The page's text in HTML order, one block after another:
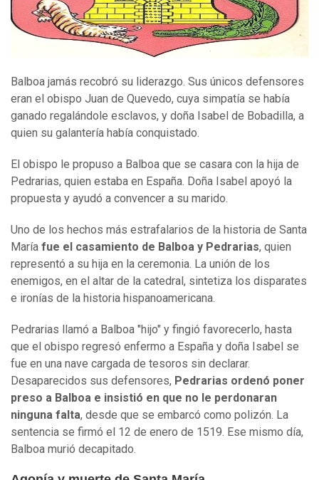
Balboa jamás recobró su liderazgo. Sus únicos defensores
eran el obispo Juan de Quevedo, cuya simpatía se había
ganado regalándole esclavos, y doña Isabel de Bobadilla, a
quien su galantería había conquistado.
El obispo le propuso a Balboa que se casara con la hija de
Pedrarias, quien estaba en España. Doña Isabel apoyó la
propuesta y ayudó a convencer a su marido.
Uno de los hechos más estrafalarios de la historia de Santa
María fue el casamiento de Balboa y Pedrarias, quien
representó a su hija en la ceremonia. La unión de los
enemigos, en el altar de la catedral, sintetiza los disparates
e ironías de la historia hispanoamericana.
Pedrarias llamó a Balboa "hijo" y fingió favorecerlo, hasta
que el obispo regresó enfermo a España y doña Isabel se
fue en una nave cargada de tesoros sin declarar.
Desaparecidos sus defensores, Pedrarias ordenó poner
preso a Balboa e insistió en que no le perdonaran
ninguna falta, desde que se embarcó como polizón. La
sentencia se firmó el 12 de enero de 1519. Ese mismo día,
Balboa murió decapitado.